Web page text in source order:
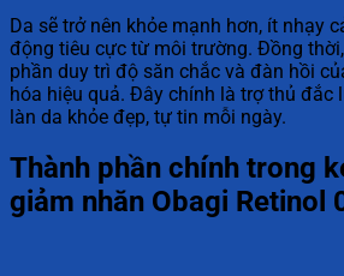
Da sẽ trở nên khỏe mạnh hơn, ít nhạy
động tiêu cực từ môi trường. Đồng
phần duy trì độ săn chắc và đàn hồi
hóa hiệu quả. Đây chính là trợ thủ đắc
làn da khỏe đẹp, tự tin mỗi ngày.
Thành phần chính trong
giảm nhăn Obagi Retinol